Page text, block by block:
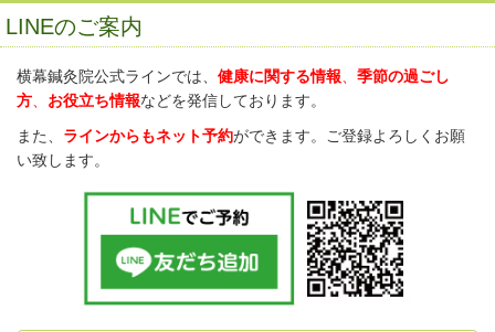
LINEのご案内
横幕鍼灸院公式ラインでは、 健康に関する情報
季節の過ごし
方
お役立ち情報などを発信しております。
また、 ラインからもネット予約ができます。ご登録よろしくお願
い致します。